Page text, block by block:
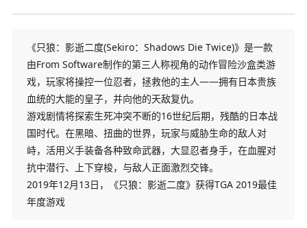
《只狼：影逝二度(Sekiro：Shadows Die Twice)》是一款
由From Software制作的第三人称视角的动作冒险沙盒类游
戏，玩家将操控一位忍者，拯救他的主人——拥有日本贵族
血统的大能的皇子，并向他的天敌复仇。
游戏剧情将探索生死冲突不断的16世纪后期，残酷的日本战
国时代。在黑暗、扭曲的世界，玩家与威胁生命的敌人对
峙，活用义手装备各种致命武器，大显忍者身手，在血腥对
抗中潜行、上下穿梭，与敌人正面激烈交锋。
2019年12月13日，《只狼：影逝二度》获得TGA 2019最佳
年度游戏